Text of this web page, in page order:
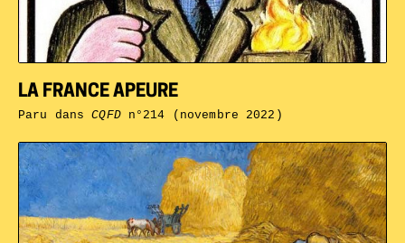
LA FRANCE APEURE
Paru dansCQFDn°214 (novembre 2022)